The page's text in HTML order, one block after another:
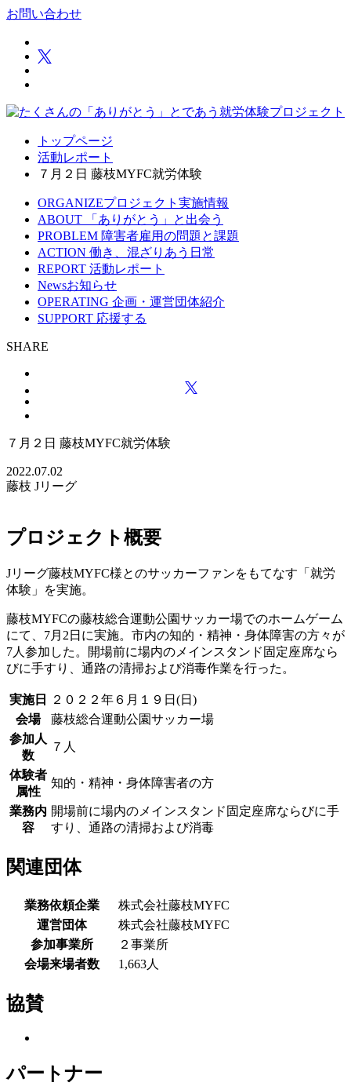
お問い合わせ
トップページ
活動レポート
７月２日 藤枝MYFC就労体験
ORGANIZEプロジェクト実施情報
ABOUT
「ありがとう」と出会う
PROBLEM 障害者雇用の問題と課題
ACTION 働き、混ざりあう日常
REPORT 活動レポート
Newsお知らせ
OPERATING 企画・運営団体紹介
SUPPORT 応援する
SHARE
７月２日 藤枝MYFC就労体験
2022.07.02
藤枝 Jリーグ
プロジェクト概要
Jリーグ藤枝MYFC様とのサッカーファンをもてなす「就労
体験」を実施。
藤枝MYFCの藤枝総合運動公園サッカー場でのホームゲーム
にて、7月2日に実施。市内の知的・精神・身体障害の方々が
7人参加した。開場前に場内のメインスタンド固定座席なら
びに手すり、通路の清掃および消毒作業を行った。
実施日
２０２２年６月１９日(日)
会場
藤枝総合運動公園サッカー場
参加人
数
７人
体験者
属性
知的・精神・身体障害者の方
業務内
容
開場前に場内のメインスタンド固定座席ならびに手
すり、通路の清掃および消毒
関連団体
業務依頼企業
株式会社藤枝MYFC
運営団体
株式会社藤枝MYFC
参加事業所
２事業所
会場来場者数
1,663人
協賛
パートナー